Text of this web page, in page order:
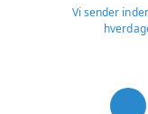
Vi sender